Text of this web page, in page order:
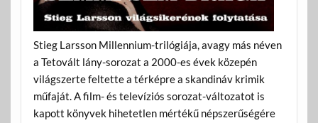
Stieg Larsson Millennium-trilógiája, avagy más néven
a Tetovált lány-sorozat a 2000-es évek közepén
világszerte feltette a térképre a skandináv krimik
műfaját. A film- és televíziós sorozat-változatot is
kapott könyvek hihetetlen mértékű népszerűségére